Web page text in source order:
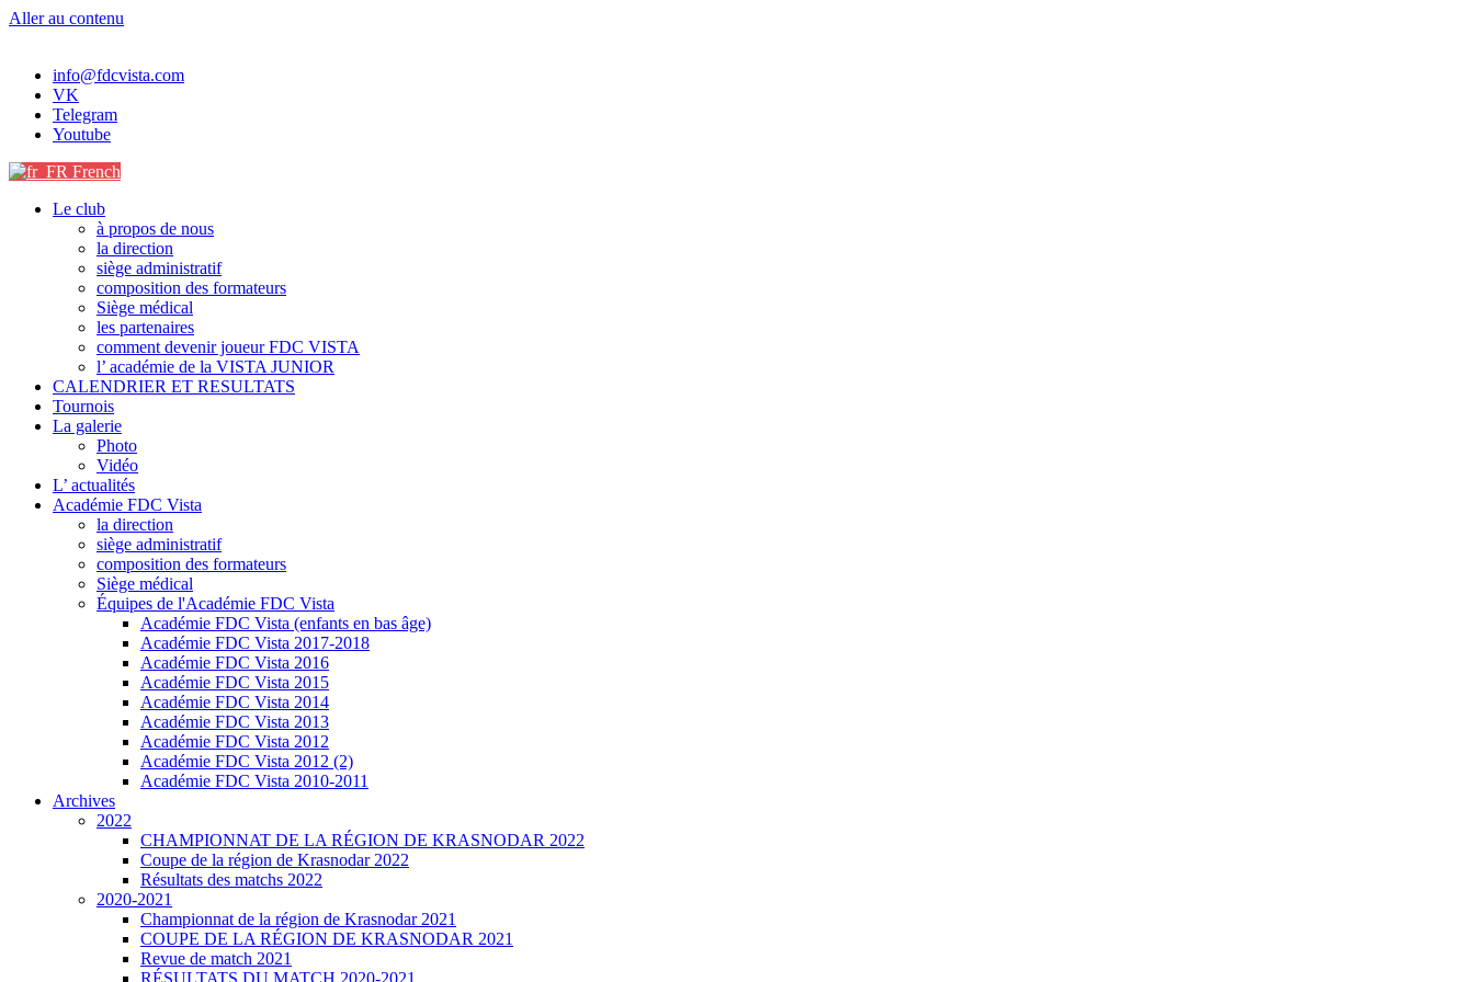
Aller au contenu
info@fdcvista.com
VK
Telegram
Youtube
French
Le club
à propos de nous
la direction
siège administratif
composition des formateurs
Siège médical
les partenaires
comment devenir joueur FDC VISTA
l’ académie de la VISTA JUNIOR
CALENDRIER ET RESULTATS
Tournois
La galerie
Photo
Vidéo
L’ actualités
Académie FDC Vista
la direction
siège administratif
composition des formateurs
Siège médical
Équipes de l'Académie FDC Vista
Académie FDC Vista (enfants en bas âge)
Académie FDC Vista 2017-2018
Académie FDC Vista 2016
Académie FDC Vista 2015
Académie FDC Vista 2014
Académie FDC Vista 2013
Académie FDC Vista 2012
Académie FDC Vista 2012 (2)
Académie FDC Vista 2010-2011
Archives
2022
CHAMPIONNAT DE LA RÉGION DE KRASNODAR 2022
Coupe de la région de Krasnodar 2022
Résultats des matchs 2022
2020-2021
Championnat de la région de Krasnodar 2021
COUPE DE LA RÉGION DE KRASNODAR 2021
Revue de match 2021
RÉSULTATS DU MATCH 2020-2021